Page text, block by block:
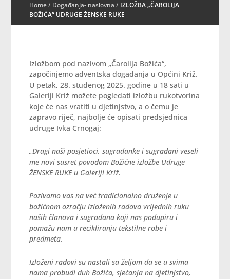
Home/ Događanja- naslovna / IZLOŽBA „ČAROLIJA
BOŽIĆA“ UDRUGE ŽENSKE RUKE
Izložbom pod nazivom „Čarolija Božića“,
započinjemo adventska događanja u Općini Križ.
U petak, 28. studenog 2025. godine u 18 sati u
Galeriji Križ možete pogledati izložbu rukotvorina
koje će nas vratiti u djetinjstvo, a o čemu je
zapravo riječ, najbolje će opisati predsjednica
udruge Ivka Crnogaj:
„Dragi naši posjetioci, sugrađanke i sugrađani veseli
me novi susret povodom Božićne izložbe Udruge
ŽENSKE RUKE u Galeriji Križ.
Pozivamo vas na već tradicionalno druženje u
božićnom ozračju izloženih radova vrijednih ruku
naših članova i sugrađana koji nas podupiru i
pomažu nam u recikliranju tekstilne robe i
predmeta.
Izloženi radovi su nastali sa željom da se u svima
nama probudi duh Božića, sjećanja na djetinjstvo,